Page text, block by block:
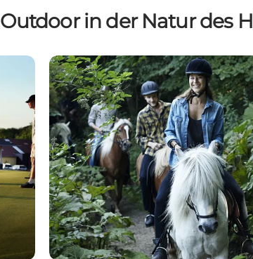
Outdoor in der Natur des
Urlaub auf dem Pferderücken